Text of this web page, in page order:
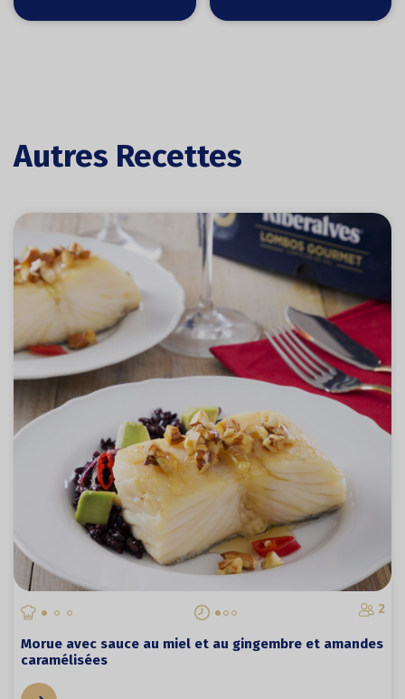
Autres Recettes
2
Morue avec sauce au miel et au gingembre et amandes
caramélisées